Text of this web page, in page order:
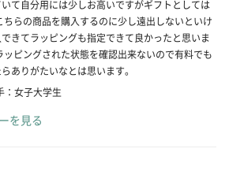
て自分用には少しお高いですがギフトとしては
ちらの商品を購入するのに少し遠出しないといけ
きてラッピングも指定できて良かったと思いま
ピングされた状態を確認出来ないので有料でも
ありがたいなとは思います。
：女子大学生
を見る